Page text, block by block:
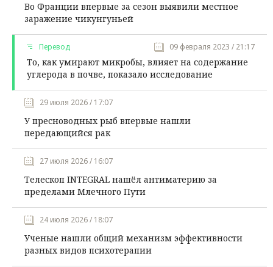
Во Франции впервые за сезон выявили местное
заражение чикунгуньей
Перевод 09 февраля 2023 / 21:17
То, как умирают микробы, влияет на содержание
углерода в почве, показало исследование
29 июля 2026 / 17:07
У пресноводных рыб впервые нашли
передающийся рак
27 июля 2026 / 16:07
Телескоп INTEGRAL нашёл антиматерию за
пределами Млечного Пути
24 июля 2026 / 18:07
Ученые нашли общий механизм эффективности
разных видов психотерапии